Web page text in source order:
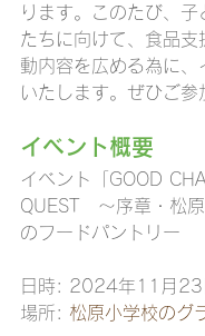
ります。このたび、子
たちに向けて、食品支
動内容を広める為に、
いたします。ぜひご参
イベント概要
イベント「GOOD
QUEST　〜序章・松
のフードパントリー
日時: 2024年11月23
場所: 松原小学校のグ